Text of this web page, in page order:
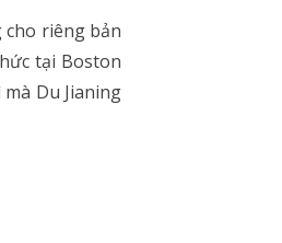
riêng bản
tại Boston
Du Jianing